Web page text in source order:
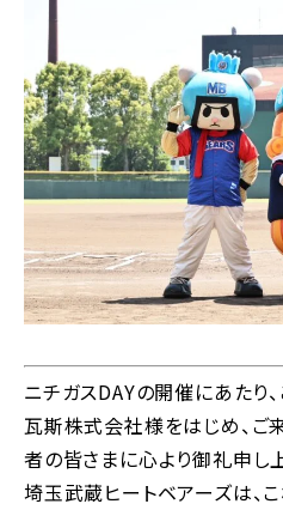
ニチガスDAYの開催にあたり
瓦斯株式会社様をはじめ、ご
者の皆さまに心より御礼申し
埼玉武蔵ヒートベアーズは、